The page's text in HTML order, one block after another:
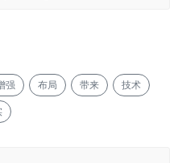
强 布局 带来 技术